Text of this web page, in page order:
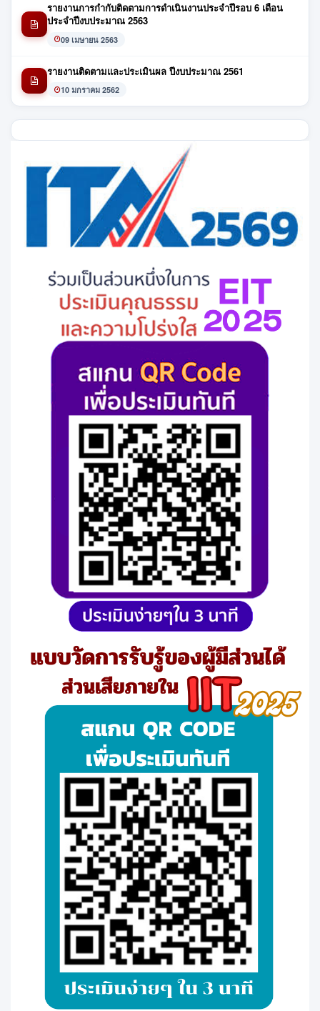
รายงานการกำกับติดตามการดำเนินงานประจำปีรอบ 6 เดือน
ประจำปีงบประมาณ 2563
09 เมษายน 2563
รายงานติดตามและประเมินผล ปีงบประมาณ 2561
10 มกราคม 2562